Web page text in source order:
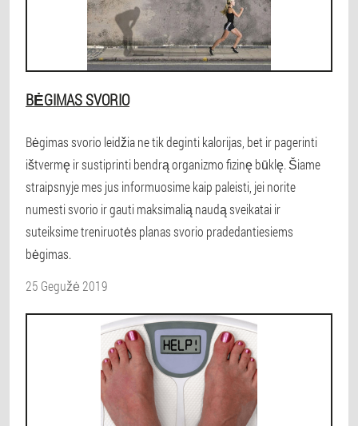
BĖGIMAS SVORIO
Bėgimas svorio leidžia ne tik deginti kalorijas, bet ir pagerinti
ištvermę ir sustiprinti bendrą organizmo fizinę būklę. Šiame
straipsnyje mes jus informuosime kaip paleisti, jei norite
numesti svorio ir gauti maksimalią naudą sveikatai ir
suteiksime treniruotės planas svorio pradedantiesiems
bėgimas.
25 Gegužė 2019